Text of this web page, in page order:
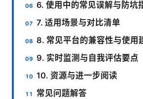
6. 使用中的常见误解与防坑
7. 适用场景与对比清单
8. 常见平台的兼容性与使用
9. 实时监测与自我评估要点
10. 资源与进一步阅读
常见问题解答